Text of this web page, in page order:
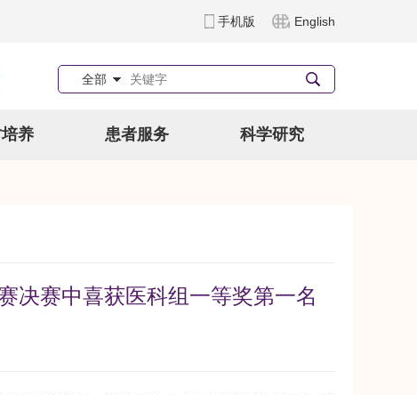
手机版 English
全部
养 患者服务 科学研究
决赛中喜获医科组一等奖第一名